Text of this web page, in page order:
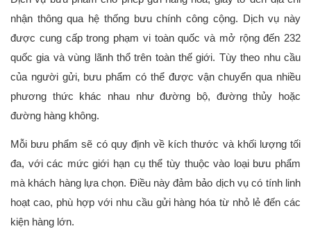
nhận thông qua hệ thống bưu chính công cộng. Dịch vụ này
được cung cấp trong phạm vi toàn quốc và mở rộng đến 232
quốc gia và vùng lãnh thổ trên toàn thế giới. Tùy theo nhu cầu
của người gửi, bưu phẩm có thể được vận chuyển qua nhiều
phương thức khác nhau như đường bộ, đường thủy hoặc
đường hàng không.
Mỗi bưu phẩm sẽ có quy định về kích thước và khối lượng tối
đa, với các mức giới hạn cụ thể tùy thuộc vào loại bưu phẩm
mà khách hàng lựa chọn. Điều này đảm bảo dịch vụ có tính linh
hoạt cao, phù hợp với nhu cầu gửi hàng hóa từ nhỏ lẻ đến các
kiện hàng lớn.